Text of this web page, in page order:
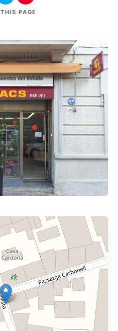
THIS PAGE